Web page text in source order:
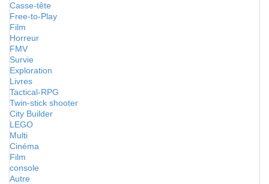
Casse-tête
Free-to-Play
Film
Horreur
FMV
Survie
Exploration
Livres
Tactical-RPG
Twin-stick shooter
City Builder
LEGO
Multi
Cinéma
Film
console
Autre